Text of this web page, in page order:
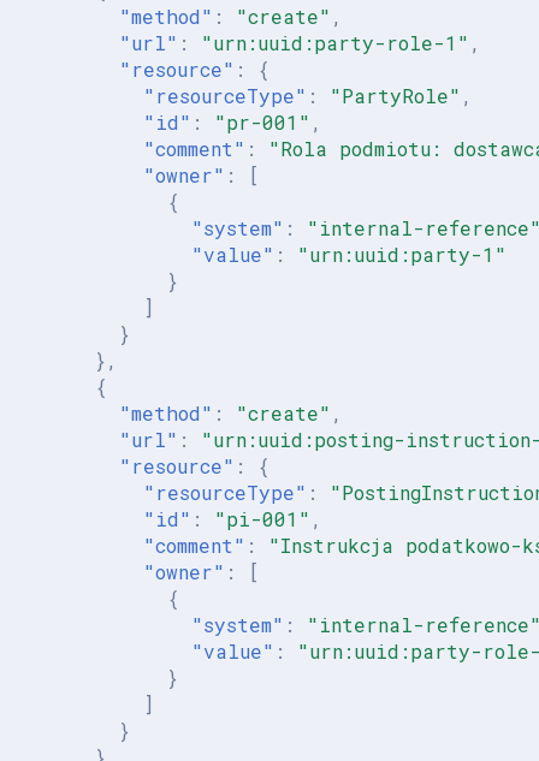
"method" : "create" ,
"url" : "urn:uuid:party-role-1" ,
"resource" :
{
"resourceType" : "PartyRole" ,
"id" : "pr-001" ,
"comment" :
"Rola podmiotu:
"owner" :
[
{
"system" :
"internal-
"value" :
"urn:uuid:party-1"
}
]
}
},
{
"method" : "create" ,
"url" :
"urn:uuid:posting-
"resource" :
{
"resourceType" :
"id" : "pi-001" ,
"comment" :
"Instrukcja podatkowo-
"owner" :
[
{
"system" :
"internal-
"value" :
"urn:uuid:party-
}
]
}